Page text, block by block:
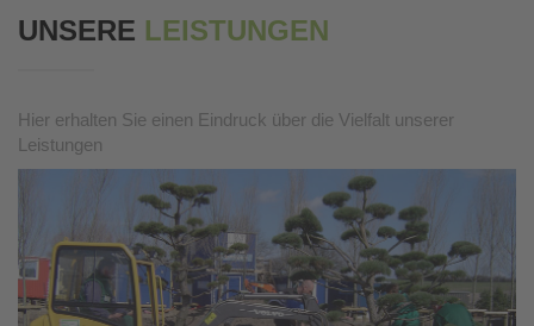
UNSERE LEISTUNGEN
Hier erhalten Sie einen Eindruck über die Vielfalt unserer
Leistungen